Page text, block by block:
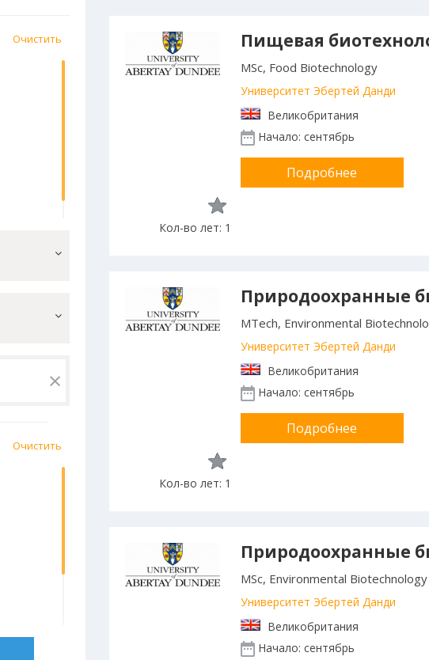
Очистить
×
Очистить
Пищевая
MSc, Food Biotechnology
Университет Эбертей Данди
Великобритания
Начало: сентябрь
Подробнее
Кол-во лет: 1
Природоохранные
MTech, Environmental
Университет Эбертей Данди
Великобритания
Начало: сентябрь
Подробнее
Кол-во лет: 1
Природоохранные
MSc, Environmental Biotechnology
Университет Эбертей Данди
Великобритания
Начало: сентябрь